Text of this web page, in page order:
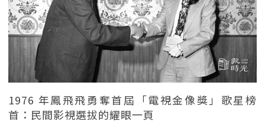
1976 年鳳飛飛勇奪首屆「電視金像獎」歌星榜
首：民間影視選拔的耀眼一頁